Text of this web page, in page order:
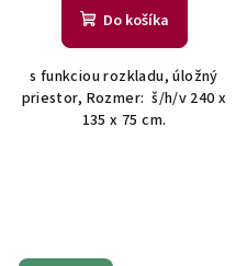
Do košíka
s funkciou rozkladu, úložný
priestor, Rozmer: š/h/v 240 x
135 x 75 cm.